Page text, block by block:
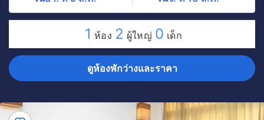
1 ห้อง 2 ผู้ใหญ่ 0 เด็ก
ดูห้องพักว่างและราคา